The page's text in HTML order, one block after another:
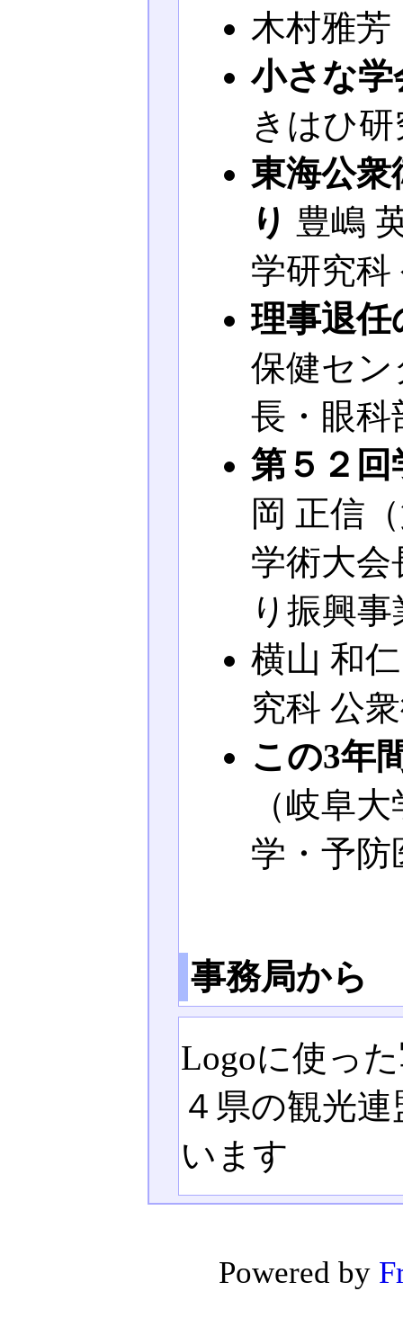
木村雅芳
小さな
きはひ
東海公
り 豊嶋
学研究科
理事退任
保健セン
長・眼科
第５２回
岡 正信
学術大会
り振興
横山 和
究科 公
この3年
（岐阜
学・予防
事務局から
Logoに使っ
４県の観光
います
Powered by